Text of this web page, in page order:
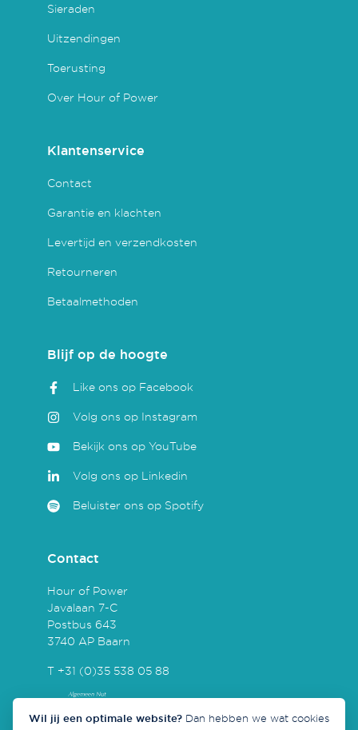
Sieraden
Uitzendingen
Toerusting
Over Hour of Power
Klantenservice
Contact
Garantie en klachten
Levertijd en verzendkosten
Retourneren
Betaalmethoden
Blijf op de hoogte
Like ons op Facebook
Volg ons op Instagram
Bekijk ons op YouTube
Volg ons op Linkedin
Beluister ons op Spotify
Contact
Hour of Power
Javalaan 7-C
Postbus 643
3740 AP Baarn
T +31 (0)35 538 05 88
Wil jij een optimale website? Dan hebben we wat cookies